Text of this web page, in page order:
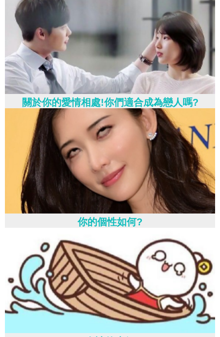
關於你的愛情相處!你們適合成為戀人嗎?
你的個性如何?